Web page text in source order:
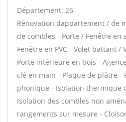
Département: 26
Rénovation dappartement / de
de combles - Porte / Fenêtre
Fenêtre en PVC - Volet battant /
Porte intérieure en bois -
clé en main - Plaque de plâtre -
phonique - Isolation thermique
Isolation des combles non
rangements sur mesure -